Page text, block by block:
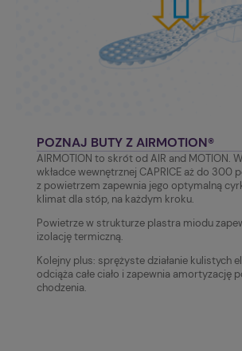
POZNAJ BUTY Z AIRMOTION®
AIRMOTION to skrót od AIR and MOTION.
wkładce wewnętrznej CAPRICE aż do 300
z powietrzem zapewnia jego optymalną
klimat dla stóp, na każdym kroku.
Powietrze w strukturze plastra miodu
izolację termiczną.
Kolejny plus: sprężyste działanie kulistych
odciąża całe ciało i zapewnia amortyzację
chodzenia.